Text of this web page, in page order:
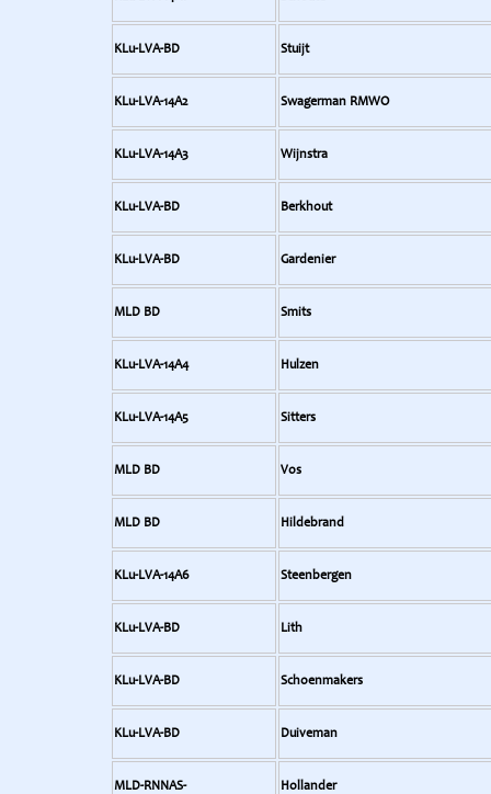
KLu-LVA-BD Stuijt
KLu-LVA-14A2 Swagerman RMWO
KLu-LVA-14A3 Wijnstra
KLu-LVA-BD Berkhout
KLu-LVA-BD Gardenier
MLD BD Smits
KLu-LVA-14A4 Hulzen
KLu-LVA-14A5 Sitters
MLD BD Vos
MLD BD Hildebrand
KLu-LVA-14A6 Steenbergen
KLu-LVA-BD Lith
KLu-LVA-BD Schoenmakers
KLu-LVA-BD Duiveman
MLD-RNNAS- Hollander